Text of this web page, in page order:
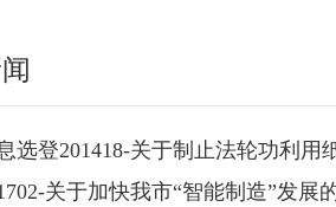
选登201418-关于制止法轮功利用
关于加快我市“智能制造”发展